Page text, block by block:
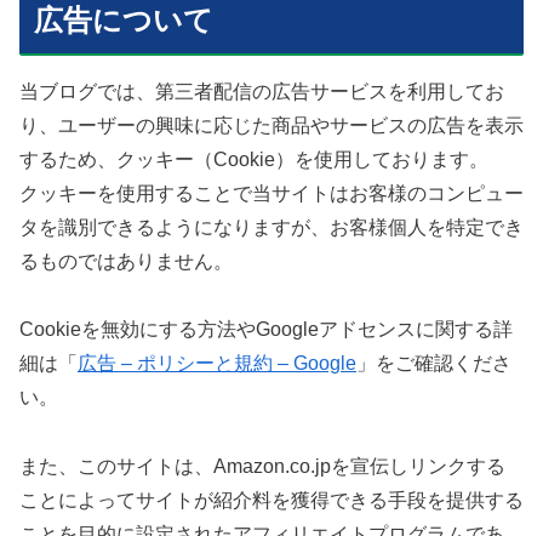
広告について
当ブログでは、第三者配信の広告サービスを利用してお
り、ユーザーの興味に応じた商品やサービスの広告を表示
するため、クッキー（Cookie）を使用しております。
クッキーを使用することで当サイトはお客様のコンピュー
タを識別できるようになりますが、お客様個人を特定でき
るものではありません。
Cookieを無効にする方法やGoogleアドセンスに関する詳
細は「 広告 – ポリシーと規約 – Google 」をご確認くださ
い。
また、このサイトは、Amazon.co.jpを宣伝しリンクする
ことによってサイトが紹介料を獲得できる手段を提供する